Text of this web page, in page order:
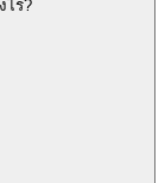
ไร?